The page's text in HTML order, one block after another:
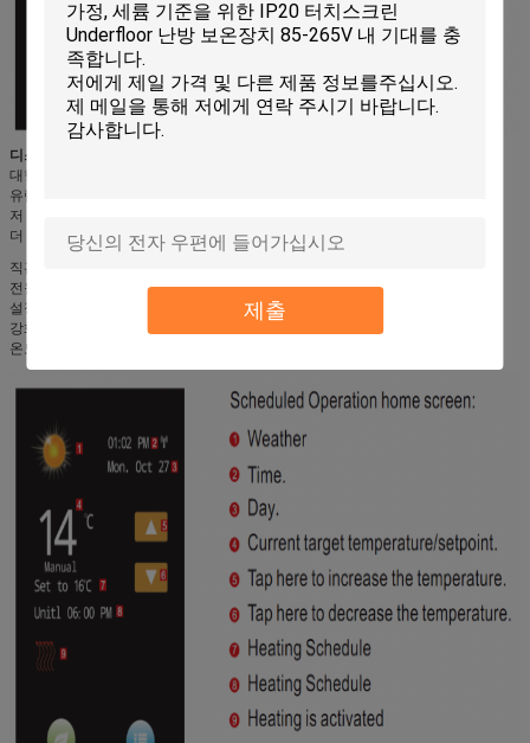
제출
디스플레이
대형 터치 스크린 디스플레이;
유럽 ​​표준 설치 상자;
저 조명보기가 쉬운 흰색 조명의 디스플레이;
더 크고 읽기 쉬운 문자 크기.
직관적 인 메뉴 중심 설정, 프로그래밍 및 작동,
전원 손실시 영구 프로그램 보존;
설정 온도 제한된 범위 가능;
강화 된 터치 스크린 보안은 변조를 방지합니다.
온도 디스플레이 해상도 : 0.5 C;